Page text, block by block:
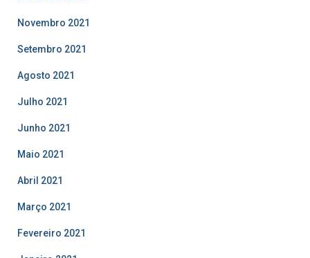
Novembro 2021
Setembro 2021
Agosto 2021
Julho 2021
Junho 2021
Maio 2021
Abril 2021
Março 2021
Fevereiro 2021